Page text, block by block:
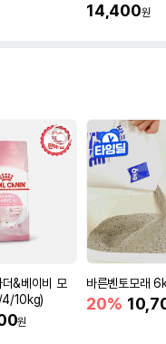
14,400원
&베이비 모
10kg)
원
바른벤토모래
20%